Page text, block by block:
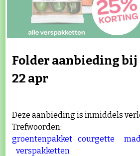
Folder aanbieding bij
22 apr
Deze aanbieding is inmiddels
Trefwoorden:
groentenpakket courgette
verspakketten